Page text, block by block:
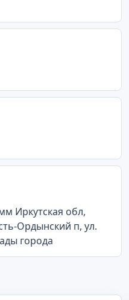
Иркутская обл,
Ордынский п, ул.
города